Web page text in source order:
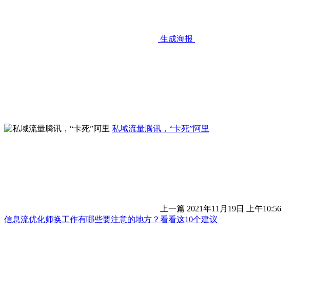
生成海报
私域流量腾讯，“卡死”阿里
上一篇 2021年11月19日 上午10:56
信息流优化师换工作有哪些要注意的地方？看看这10个建议